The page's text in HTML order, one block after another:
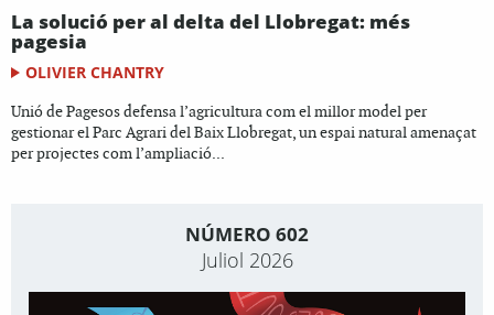
La solució per al delta del Llobregat: més
pagesia
OLIVIER CHANTRY
Unió de Pagesos defensa l’agricultura com el millor model per
gestionar el Parc Agrari del Baix Llobregat, un espai natural amenaçat
per projectes com l’ampliació...
NÚMERO 602
Juliol 2026